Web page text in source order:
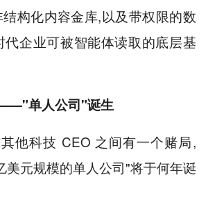
构化内容金库,以及带权限的数
代企业可被智能体读取的底层基
单人公司"诞生
他科技 CEO 之间有一个赌局,
美元规模的单人公司"将于何年诞